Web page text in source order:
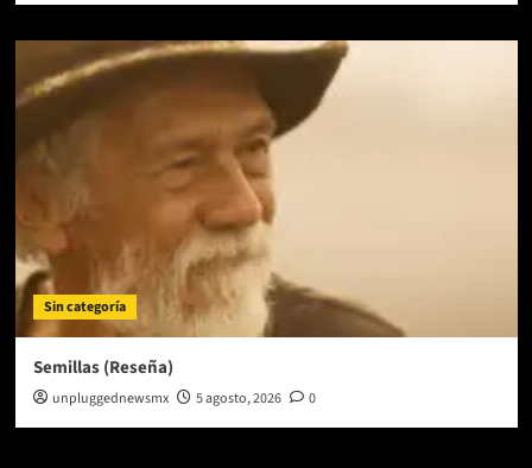
Sin categoría
Semillas (Reseña)
unpluggednewsmx 5 agosto, 2026 0